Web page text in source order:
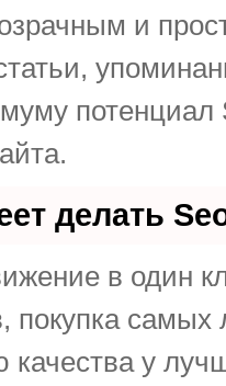
и
делать
в один
покупка
качества у